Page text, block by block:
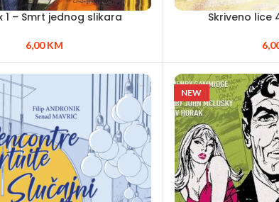
1 – Smrt jednog slikara
6,00KM
Skriveno lice
NEW